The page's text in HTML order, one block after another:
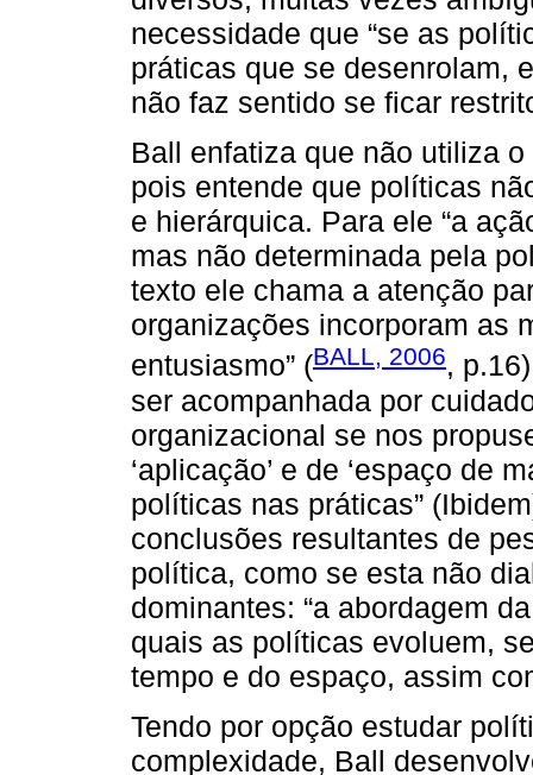
necessidade que “se as
práticas que se desenrolam,
não faz sentido se ficar
Ball enfatiza que não utiliza
pois entende que políticas
e hierárquica. Para ele “a
mas não determinada pela
texto ele chama a atenção
organizações incorporam as
entusiasmo” (BALL, 2006,
ser acompanhada por
organizacional se nos
‘aplicação’ e de ‘espaço de
políticas nas práticas”
conclusões resultantes de
política, como se esta não
dominantes: “a abordagem
quais as políticas evoluem,
tempo e do espaço, assim
Tendo por opção estudar
complexidade, Ball